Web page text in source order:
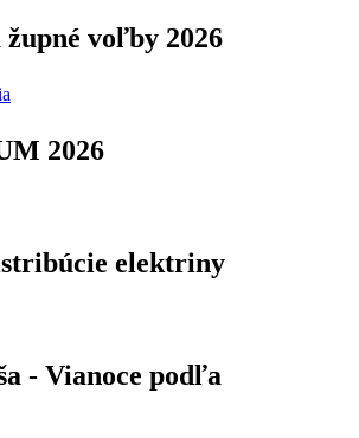
voľby 2026
2026
elektriny
- Vianoce podľa